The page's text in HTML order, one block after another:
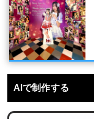
AIで制作する